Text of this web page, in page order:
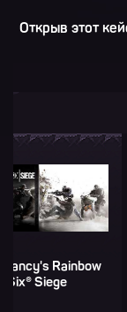
Открыв этот
V Rising